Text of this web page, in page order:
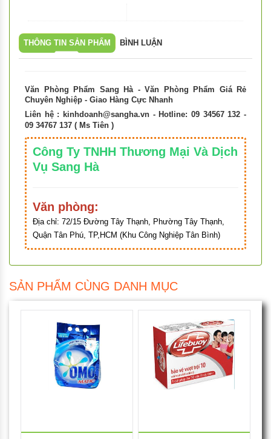
THÔNG TIN SẢN PHẨM BÌNH LUẬN
Văn Phòng Phẩm Sang Hà - Văn Phòng Phẩm Giá Rẻ
Chuyên Nghiệp - Giao Hàng Cực Nhanh
Liên hệ : kinhdoanh@sangha.vn - Hotline: 09 34567 132 -
09 34767 137 ( Ms Tiên )
Công Ty TNHH Thương Mại Và Dịch
Vụ Sang Hà
Văn phòng:
Địa chỉ: 72/15 Đường Tây Thạnh, Phường Tây Thạnh,
Quận Tân Phú, TP,HCM (Khu Công Nghiệp Tân Bình)
SẢN PHẨM CÙNG DANH MỤC